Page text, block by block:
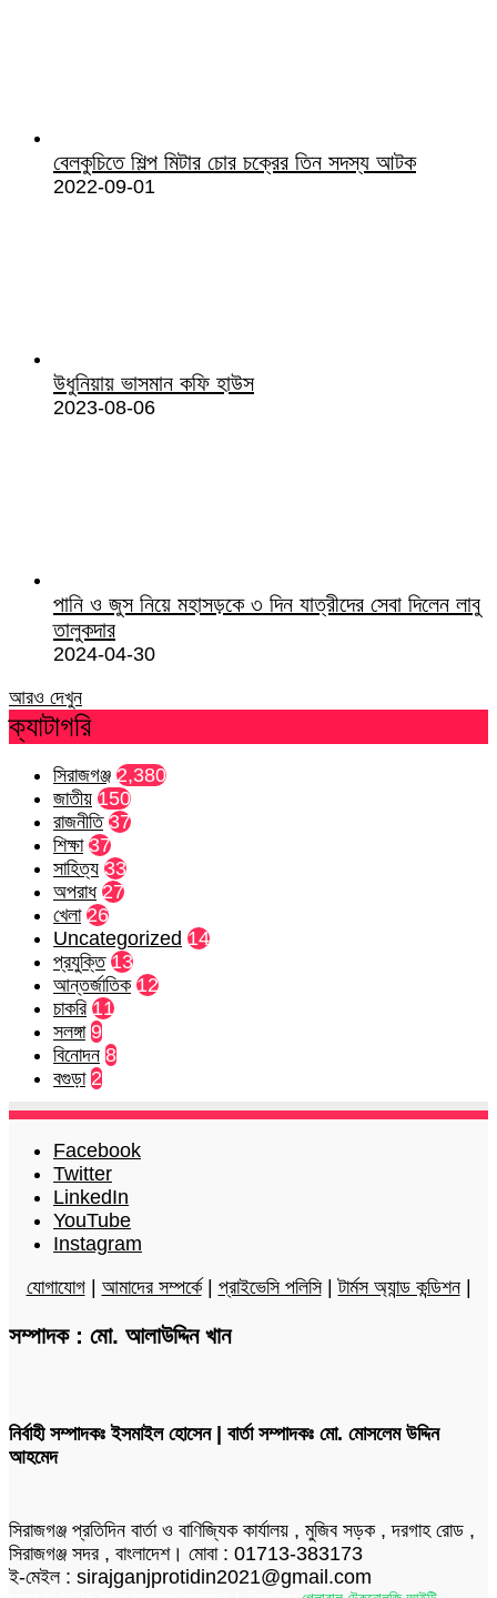
বেলকুচিতে শিল্প মিটার চোর চক্রের তিন সদস্য আটক
2022-09-01
উধুনিয়ায় ভাসমান কফি হাউস
2023-08-06
পানি ও জুস নিয়ে মহাসড়কে ৩ দিন যাত্রীদের সেবা দিলেন লাবু
তালুকদার
2024-04-30
আরও দেখুন
ক্যাটাগরি
সিরাজগঞ্জ 2,380
জাতীয় 150
রাজনীতি 37
শিক্ষা 37
সাহিত্য 33
অপরাধ 27
খেলা 26
Uncategorized 14
প্রযুক্তি 13
আন্তর্জাতিক 12
চাকরি 11
সলঙ্গা 9
বিনোদন 8
বগুড়া 2
Facebook
Twitter
LinkedIn
YouTube
Instagram
যোগাযোগ| আমাদের সম্পর্কে| প্রাইভেসি পলিসি|টার্মস অ্যান্ড কন্ডিশন|
সম্পাদক : মো. আলাউদ্দিন খান
নির্বাহী সম্পাদকঃ ইসমাইল হোসেন | বার্তা সম্পাদকঃ মো. মোসলেম উদ্দিন
আহমেদ
সিরাজগঞ্জ প্রতিদিন বার্তা ও বাণিজ্যিক কার্যালয় , মুজিব সড়ক , দরগাহ রোড ,
সিরাজগঞ্জ সদর , বাংলাদেশ। মোবা : 01713-383173
ই-মেইল : sirajganjprotidin2021@gmail.com